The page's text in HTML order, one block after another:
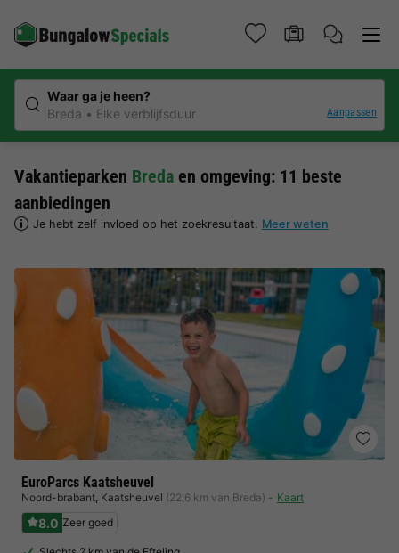
Waar ga je heen?
Breda
Elke verblijfsduur Aanpassen
Vakantieparken Breda en omgeving: 11 beste
aanbiedingen
Je hebt zelf invloed op het zoekresultaat. Meer weten
EuroParcs Kaatsheuvel
Noord-brabant, Kaatsheuvel (22,6 km van Breda) Kaart
8.0 Zeer goed